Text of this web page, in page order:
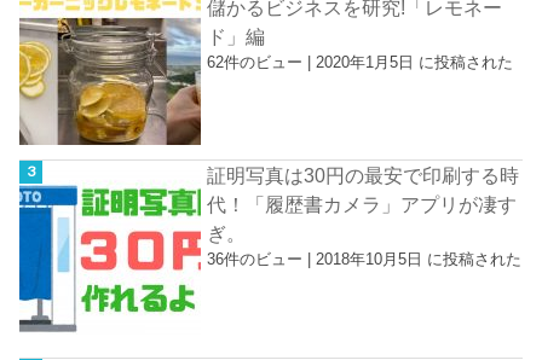
儲かるビジネスを研究!「レモネー
ド」編
62件のビュー 2020年1月5日 に投稿された
証明写真は30円の最安で印刷する時
代！「履歴書カメラ」アプリが凄す
ぎ。
36件のビュー |2018年10月5日 に投稿された